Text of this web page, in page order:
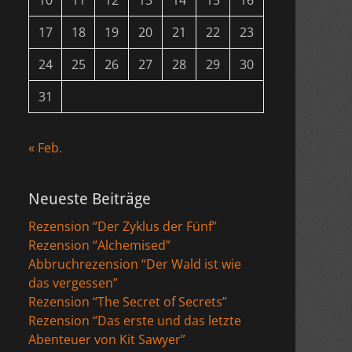
17
18 19 20 21 22
23
24
25 26 27 28 29
30
31
« Feb.
Neueste Beiträge
Rezension “Der Zyklus der Fünf”
Rezension “Alchemised”
Abbruchrezension “Der Wald ist wie
das vergessen”
Rezension “The Secret of Secrets”
Rezension “Das erste und das letzte
Abenteuer von Kit Sawyer”